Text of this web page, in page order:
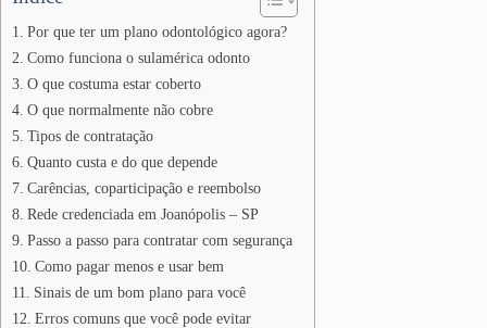
Por que ter um plano odontológico agora?
Como funciona o sulamérica odonto
O que costuma estar coberto
O que normalmente não cobre
Tipos de contratação
Quanto custa e do que depende
Carências, coparticipação e reembolso
Rede credenciada em Joanópolis – SP
Passo a passo para contratar com segurança
Como pagar menos e usar bem
Sinais de um bom plano para você
Erros comuns que você pode evitar